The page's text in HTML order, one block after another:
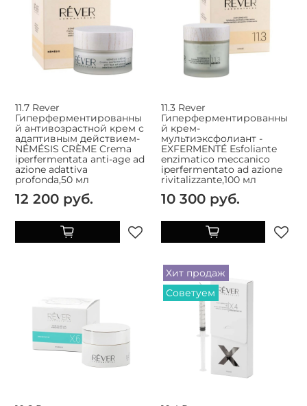
11.7 Rever
Гиперферментированны
й антивозрастной крем с
адаптивным действием-
NÉMÉSIS CRÈME Crema
iperfermentata anti-age ad
azione adattiva
profonda,50 мл
12 200 руб.
11.3 Rever
Гиперферментированны
й крем-
мультиэксфолиант -
EXFERMENTÉ Esfoliante
enzimatico meccanico
iperfermentato ad azione
rivitalizzante,100 мл
10 300 руб.
Хит продаж
Советуем